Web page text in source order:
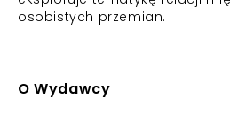
osobistych przemian.
O Wydawcy